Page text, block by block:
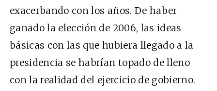
exacerbando con los años. De haber
ganado la elección de 2006, las ideas
básicas con las que hubiera llegado a la
presidencia se habrían topado de lleno
con la realidad del ejercicio de gobierno.